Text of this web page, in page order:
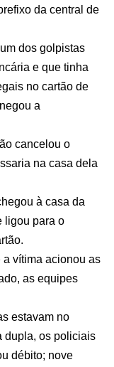
da central de
dos golpistas
e que tinha
no cartão de
a
cancelou o
na casa dela
à casa da
ligou para o
a vítima acionou as
as equipes
estavam no
dupla, os policiais
débito; nove